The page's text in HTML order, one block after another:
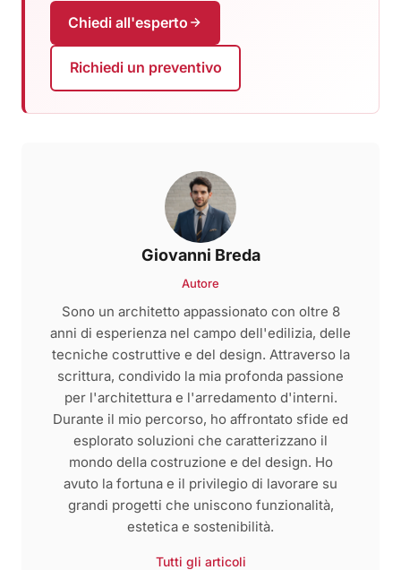
Chiedi all'esperto
Richiedi un preventivo
Giovanni Breda
Autore
Sono un architetto appassionato con oltre 8
anni di esperienza nel campo dell'edilizia, delle
tecniche costruttive e del design. Attraverso la
scrittura, condivido la mia profonda passione
per l'architettura e l'arredamento d'interni.
Durante il mio percorso, ho affrontato sfide ed
esplorato soluzioni che caratterizzano il
mondo della costruzione e del design. Ho
avuto la fortuna e il privilegio di lavorare su
grandi progetti che uniscono funzionalità,
estetica e sostenibilità.
Tutti gli articoli